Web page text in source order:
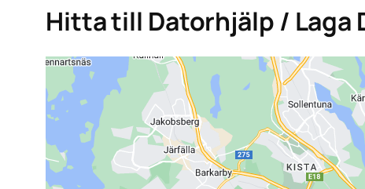
Hitta till Datorhjälp / Laga